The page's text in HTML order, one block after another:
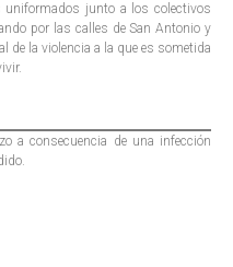
junto a los colectivos
por las calles de San Antonio y
de la violencia a la que es sometida
a consecuencia de una infección